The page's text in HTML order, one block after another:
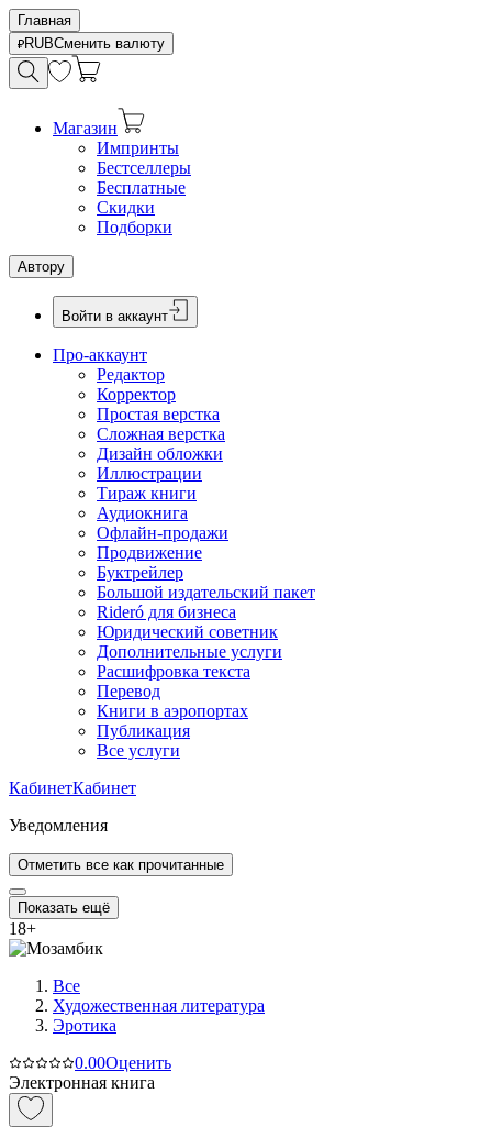
Главная
RUBСменить валюту
Магазин
Импринты
Бестселлеры
Бесплатные
Скидки
Подборки
Автору
Войти в аккаунт
Про-аккаунт
Редактор
Корректор
Простая верстка
Сложная верстка
Дизайн обложки
Иллюстрации
Тираж книги
Аудиокнига
Офлайн-продажи
Продвижение
Буктрейлер
Большой издательский пакет
Rideró для бизнеса
Юридический советник
Дополнительные услуги
Расшифровка текста
Перевод
Книги в аэропортах
Публикация
Все услуги
КабинетКабинет
Уведомления
Отметить все как прочитанные
Показать ещё
18+
Все
Художественная литература
Эротика
0.00Оценить
Электронная книга